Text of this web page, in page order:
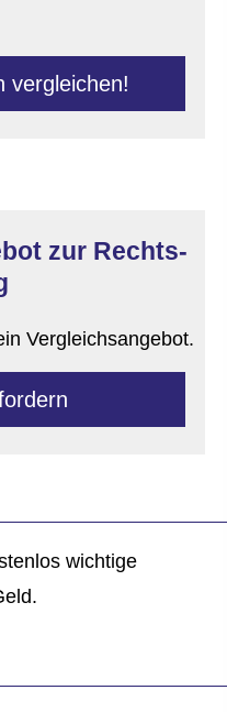
ver­gleichen!
zur Rechts­
Vergleichsangebot.
wichtige